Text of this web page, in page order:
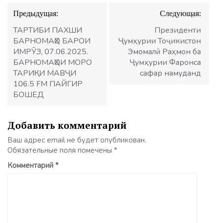
Навигация
по
записям
Предыдущая:
ТАРТИБИ ПАХШИ
БАРНОМАҲО БАРОИ
ИМРӮЗ, 07.06.2025.
БАРНОМАҲОИ МОРО
ТАРИҚИ МАВҶИ
106.5 FM ПАЙГИР
БОШЕД
Следующая:
Президенти
Ҷумҳурии Тоҷикистон
Эмомалӣ Раҳмон ба
Ҷумҳурии Фаронса
сафар намуданд
Добавить комментарий
Ваш адрес email не будет опубликован.
Обязательные поля помечены *
Комментарий *